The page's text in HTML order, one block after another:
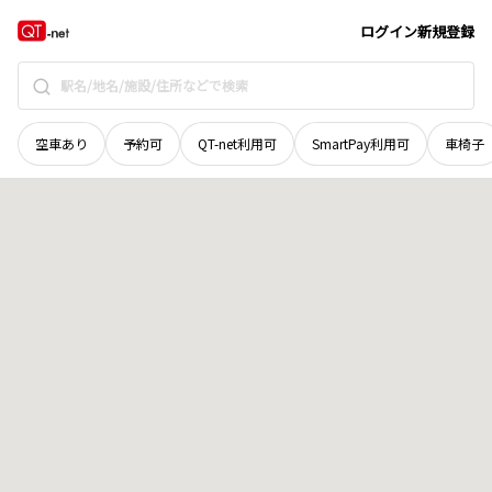
ログイン新規登録
空車あり 予約可 QT-net利用可 SmartPay利用可 車椅子
福井県